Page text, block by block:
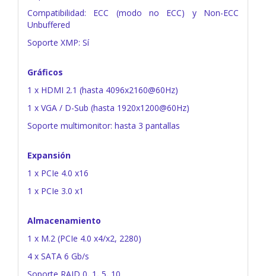
Compatibilidad: ECC (modo no ECC) y Non-ECC
Unbuffered
Soporte XMP: Sí
Gráficos
1 x HDMI 2.1 (hasta 4096x2160@60Hz)
1 x VGA / D-Sub (hasta 1920x1200@60Hz)
Soporte multimonitor: hasta 3 pantallas
Expansión
1 x PCIe 4.0 x16
1 x PCIe 3.0 x1
Almacenamiento
1 x M.2 (PCIe 4.0 x4/x2, 2280)
4 x SATA 6 Gb/s
Soporte RAID 0, 1, 5, 10